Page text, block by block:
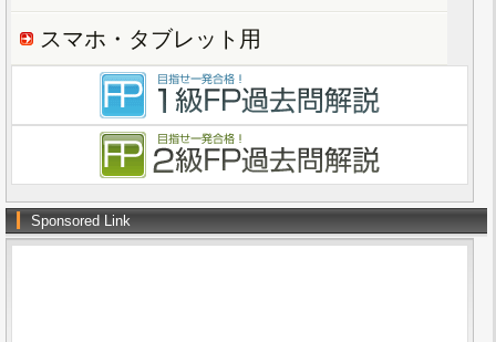
スマホ・タブレット用
Sponsored Link